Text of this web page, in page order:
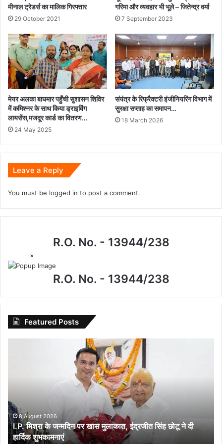
मीनाल ट्रेडर्स का मालिक गिरफ्तार
29 October 2021
गरिमा और व्यवहार भी भूले – जितेन्द्र वर्मा
7 September 2023
मेयर अलका बाघमार पहुँची सुशासन शिविर
में कमिश्नर के साथ किया ड्राइविंग
लायसेंस,मजदूर कार्ड का वितरण…
24 May 2025
संयंत्र के रिफ्रैक्टरी इंजीनियरिंग विभाग में
सुरक्षा सप्ताह का समापन…
18 March 2026
Leave a Reply
You must be logged in to post a comment.
R.O. No. - 13944/238
×
R.O. No. - 13944/238
Featured Posts
मुलाकात,
इंद्रजीत
सिंह
छोटू
8 August 2026
I.P. मिश्रा के जन्मदिन पर खास मुलाकात, इंद्रजीत सिंह छोटू ने दी
हार्दिक शुभकामनाएं